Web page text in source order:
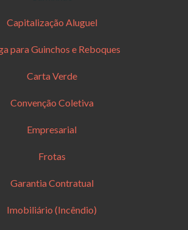
Capitalização Aluguel
para Guinchos e Reboques
Carta Verde
Convenção Coletiva
Empresarial
Frotas
Garantia Contratual
Imobiliário (Incêndio)